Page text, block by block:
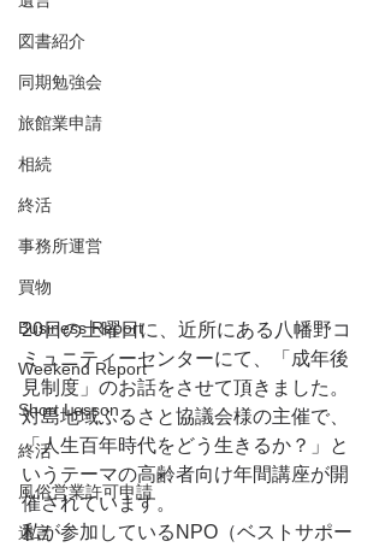
図書紹介
同期勉強会
旅館業申請
相続
終活
事務所運営
買物
Business Report
Weekend Report
Short Lesson
終活
風俗営業許可申請
遺言
20日の土曜日に、近所にある八幡野コ
ミュニティーセンターにて、「成年後
見制度」のお話をさせて頂きました。
対島地域ふるさと協議会様の主催で、
「人生百年時代をどう生きるか？」と
いうテーマの高齢者向け年間講座が開
催されています。
私が参加しているNPO（ベストサポー